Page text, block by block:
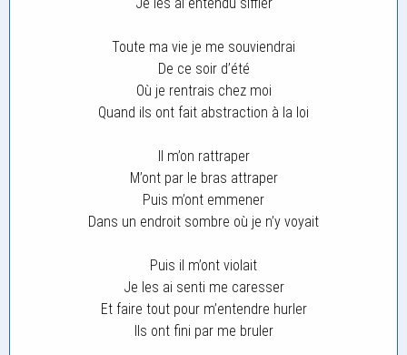
Toute ma vie je me souviendrai
De ce soir d’été
Où je rentrais chez moi
Quand ils ont fait abstraction à la loi
Il m’on rattraper
M’ont par le bras attraper
Puis m’ont emmener
Dans un endroit sombre où je n’y voyait
Puis il m’ont violait
Je les ai senti me caresser
Et faire tout pour m’entendre hurler
Ils ont fini par me bruler